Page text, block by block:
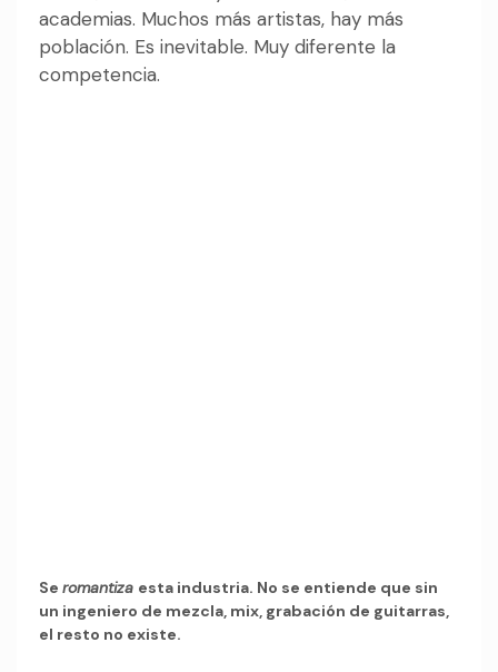
academias. Muchos más artistas, hay más
población. Es inevitable. Muy diferente la
competencia.
Se romantiza esta industria. No se entiende que sin
un ingeniero de mezcla, mix, grabación de guitarras,
el resto no existe.